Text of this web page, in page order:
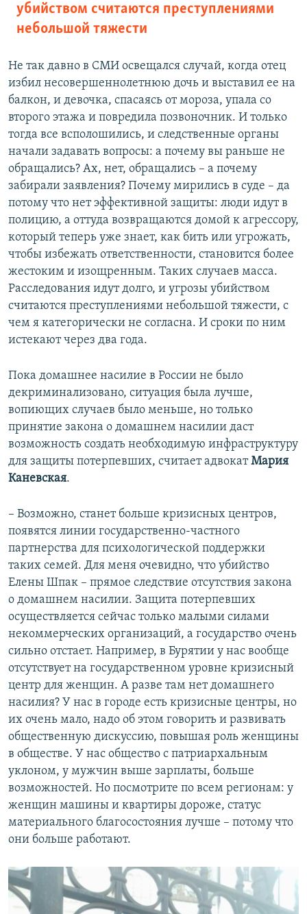
убийством считаются преступлениями
небольшой тяжести
Не так давно в СМИ освещался случай, когда отец
избил несовершеннолетнюю дочь и выставил ее на
балкон, и девочка, спасаясь от мороза, упала со
второго этажа и повредила позвоночник. И только
тогда все всполошились, и следственные органы
начали задавать вопросы: а почему вы раньше не
обращались? Ах, нет, обращались – а почему
забирали заявления? Почему мирились в суде – да
потому что нет эффективной защиты: люди идут в
полицию, а оттуда возвращаются домой к агрессору,
который теперь уже знает, как бить или угрожать,
чтобы избежать ответственности, становится более
жестоким и изощренным. Таких случаев масса.
Расследования идут долго, и угрозы убийством
считаются преступлениями небольшой тяжести, с
чем я категорически не согласна. И сроки по ним
истекают через два года.
Пока домашнее насилие в России не было
декриминализовано, ситуация была лучше,
вопиющих случаев было меньше, но только
принятие закона о домашнем насилии даст
возможность создать необходимую инфраструктуру
для защиты потерпевших, считает адвокатМария
Каневская.
– Возможно, станет больше кризисных центров,
появятся линии государственно-частного
партнерства для психологической поддержки
таких семей. Для меня очевидно, что убийство
Елены Шпак – прямое следствие отсутствия закона
о домашнем насилии. Защита потерпевших
осуществляется сейчас только малыми силами
некоммерческих организаций, а государство очень
сильно отстает. Например, в Бурятии у нас вообще
отсутствует на государственном уровне кризисный
центр для женщин. А разве там нет домашнего
насилия? У нас в городе есть кризисные центры, но
их очень мало, надо об этом говорить и развивать
общественную дискуссию, повышая роль женщины
в обществе. У нас общество с патриархальным
уклоном, у мужчин выше зарплаты, больше
возможностей. Но посмотрите по всем регионам: у
женщин машины и квартиры дороже, статус
материального благосостояния лучше – потому что
они больше работают.